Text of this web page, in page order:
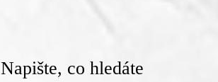
Napište, co hledáte